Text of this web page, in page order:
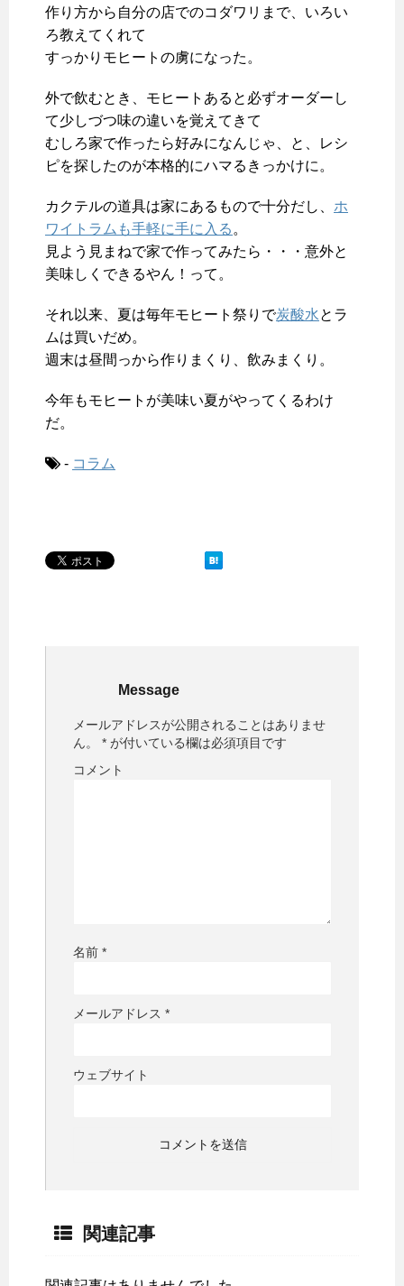
作り方から自分の店でのコダワリまで、いろい
ろ教えてくれて
すっかりモヒートの虜になった。
外で飲むとき、モヒートあると必ずオーダーし
て少しづつ味の違いを覚えてきて
むしろ家で作ったら好みになんじゃ、と、レシ
ピを探したのが本格的にハマるきっかけに。
カクテルの道具は家にあるもので十分だし、 ホ
ワイトラムも手軽に手に入る 。
見よう見まねで家で作ってみたら・・・意外と
美味しくできるやん！って。
それ以来、夏は毎年モヒート祭りで炭酸水とラ
ムは買いだめ。
週末は昼間っから作りまくり、飲みまくり。
今年もモヒートが美味い夏がやってくるわけ
だ。
- コラム
Message
メールアドレスが公開されることはありませ
ん。
* が付いている欄は必須項目です
コメント
名前 *
メールアドレス *
ウェブサイト
関連記事